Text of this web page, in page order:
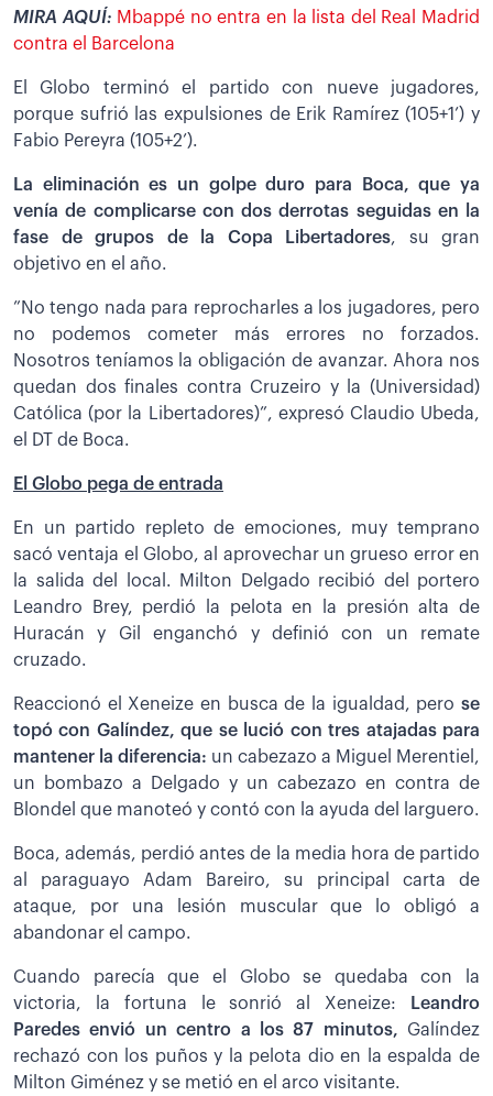
MIRA AQUÍ: Mbappé no entra en la lista del Real Madrid
contra el Barcelona
El Globo terminó el partido con nueve jugadores,
porque sufrió las expulsiones de Erik Ramírez (105+1’) y
Fabio Pereyra (105+2’).
La eliminación es un golpe duro para Boca, que ya
venía de complicarse con dos derrotas seguidas en la
fase de grupos de la Copa Libertadores, su gran
objetivo en el año.
”No tengo nada para reprocharles a los jugadores, pero
no podemos cometer más errores no forzados.
Nosotros teníamos la obligación de avanzar. Ahora nos
quedan dos finales contra Cruzeiro y la (Universidad)
Católica (por la Libertadores)”, expresó Claudio Ubeda,
el DT de Boca.
El Globo pega de entrada
En un partido repleto de emociones, muy temprano
sacó ventaja el Globo, al aprovechar un grueso error en
la salida del local. Milton Delgado recibió del portero
Leandro Brey, perdió la pelota en la presión alta de
Huracán y Gil enganchó y definió con un remate
cruzado.
Reaccionó el Xeneize en busca de la igualdad, pero se
topó con Galíndez, que se lució con tres atajadas para
mantener la diferencia: un cabezazo a Miguel Merentiel,
un bombazo a Delgado y un cabezazo en contra de
Blondel que manoteó y contó con la ayuda del larguero.
Boca, además, perdió antes de la media hora de partido
al paraguayo Adam Bareiro, su principal carta de
ataque, por una lesión muscular que lo obligó a
abandonar el campo.
Cuando parecía que el Globo se quedaba con la
victoria, la fortuna le sonrió al Xeneize:
Leandro
Paredes envió un centro a los 87 minutos, Galíndez
rechazó con los puños y la pelota dio en la espalda de
Milton Giménez y se metió en el arco visitante.